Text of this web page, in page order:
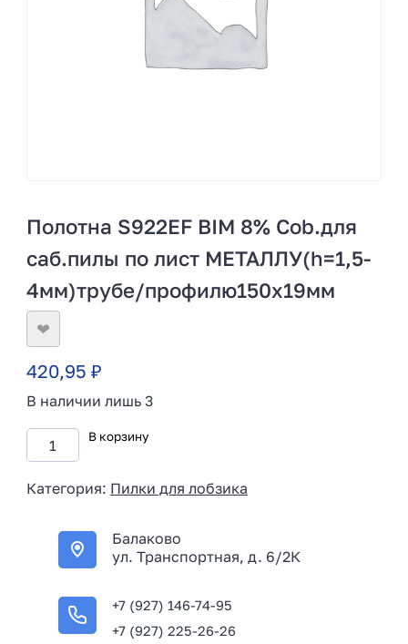
Полотна S922EF BIM 8% Cob.для
саб.пилы по лист МЕТАЛЛУ(h=1,5-
4мм)трубе/профилю150х19мм
❤
420,95 ₽
В наличии лишь 3
В корзину
Категория: Пилки для лобзика
Балаково
ул. Транспортная, д. 6/2К
+7 (927) 146-74-95
+7 (927) 225-26-26